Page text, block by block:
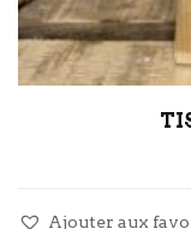
Ajouter aux